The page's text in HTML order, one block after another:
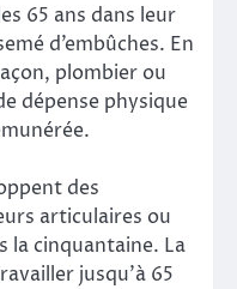
65 ans dans leur
d’embûches. En
plombier ou
dépense physique
des
articulaires ou
la cinquantaine. La
jusqu’à 65